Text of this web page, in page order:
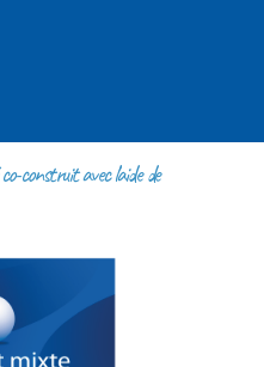
construit avec l'aide de